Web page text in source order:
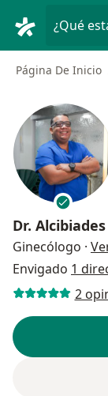
¿Qué
Página De Inicio
Dr.
Ginecólogo ·
Envigado 1
2